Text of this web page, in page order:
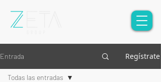
Entrada Regístrate
Todas las entradas